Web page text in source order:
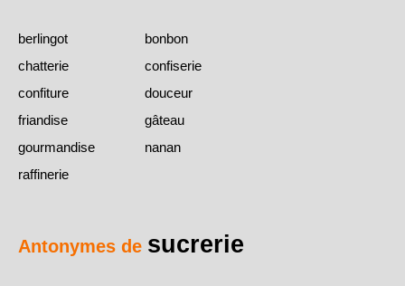
berlingot
bonbon
chatterie
confiserie
confiture
douceur
friandise
gâteau
gourmandise
nanan
raffinerie
Antonymes de sucrerie